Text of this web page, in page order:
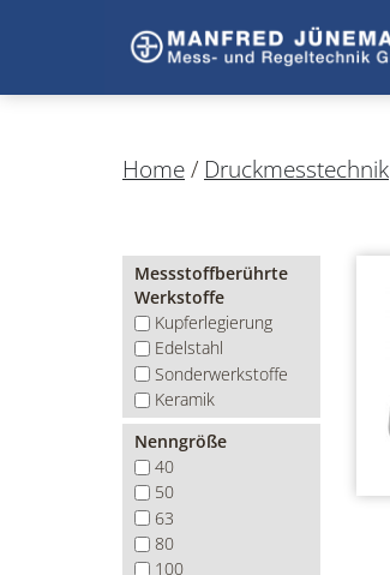
Home/ Druckmesstechnik
Messstoffberührte
Werkstoffe
Kupferlegierung
Edelstahl
Sonderwerkstoffe
Keramik
Nenngröße
40
50
63
80
100